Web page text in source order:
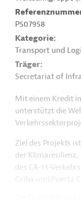
P507958
Kategorie
Transport und
Träger
Secretariat of
Mit einem Kredit
unterstützt die
Ziel des Projekts
der
des CA-13-
Ceiba und Puerta